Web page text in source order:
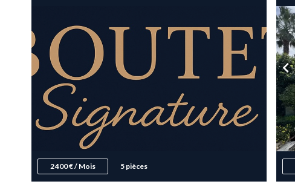
2 400 € / Mois 5 pièces